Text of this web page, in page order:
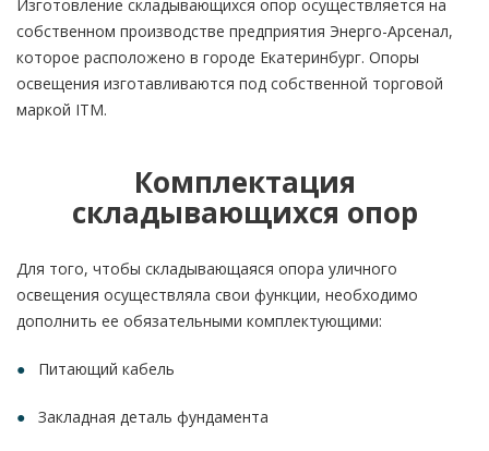
Изготовление складывающихся опор осуществляется на
собственном производстве предприятия Энерго-Арсенал,
которое расположено в городе Екатеринбург. Опоры
освещения изготавливаются под собственной торговой
маркой ITM.
Комплектация
складывающихся опор
Для того, чтобы складывающаяся опора уличного
освещения осуществляла свои функции, необходимо
дополнить ее обязательными комплектующими:
Питающий кабель
Закладная деталь фундамента